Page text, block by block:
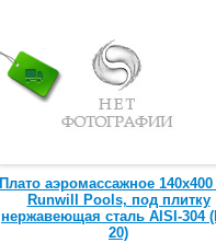
Плато аэромассажное
Runwill Pools, под плитку
нержавеющая сталь AISI-304
20)